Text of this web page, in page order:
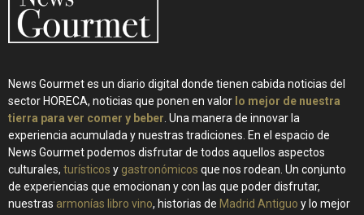
News Gourmet es un diario digital donde tienen cabida noticias del
sector HORECA, noticias que ponen en valor lo mejor de nuestra
tierra para ver comer y beber . Una manera de innovar la
experiencia acumulada y nuestras tradiciones. En el espacio de
News Gourmet podemos disfrutar de todos aquellos aspectos
culturales, turísticos y gastronómicos que nos rodean. Un conjunto
de experiencias que emocionan y con las que poder disfrutar,
nuestras armonías libro vino, historias de Madrid Antiguo y lo mejor